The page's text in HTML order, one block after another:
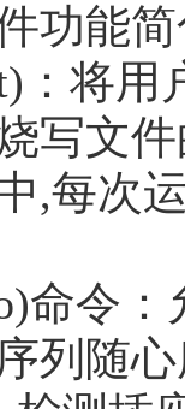
功能
：将
写文
,每次
命令
列随